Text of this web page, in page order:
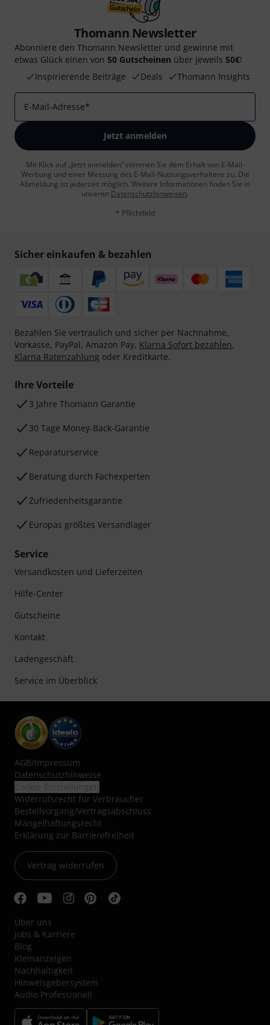
Thomann Newsletter
Abonniere den Thomann Newsletter und gewinne mit
etwas Glück einen von 50 Gutscheinen über jeweils 50€!
Inspirierende Beiträge
Deals Thomann Insights
E-Mail-Adresse*
Jetzt anmelden
Mit Klick auf „Jetzt anmelden“ stimmen Sie dem Erhalt von E-Mail-
Werbung und einer Messung des E-Mail-Nutzungsverhaltens zu. Die
Abmeldung ist jederzeit möglich. Weitere Informationen finden Sie in
unseren Datenschutzhinweisen.
* Pflichtfeld
Sicher einkaufen & bezahlen
Bezahlen Sie vertraulich und sicher per Nachnahme,
Vorkasse, PayPal, Amazon Pay, Klarna Sofort bezahlen,
Klarna Ratenzahlung oder Kreditkarte.
Ihre Vorteile
3 Jahre Thomann Garantie
30 Tage Money-Back-Garantie
Reparaturservice
Beratung durch Fachexperten
Zufriedenheitsgarantie
Europas größtes Versandlager
Service
Versandkosten und Lieferzeiten
Hilfe-Center
Gutscheine
Kontakt
Ladengeschäft
Service im Überblick
AGB/Impressum
Datenschutzhinweise
Widerrufsrecht für Verbraucher
Bestellvorgang/Vertragsabschluss
Mängelhaftungsrecht
Erklärung zur Barrierefreiheit
Vertrag widerrufen
Über uns
Jobs & Karriere
Blog
Kleinanzeigen
Nachhaltigkeit
Hinweisgebersystem
Audio Professionell